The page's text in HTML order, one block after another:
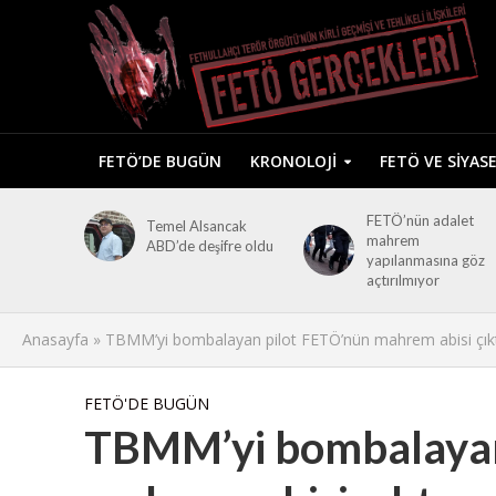
FETÖ’DE BUGÜN KRONOLOJI FETÖ VE
Temel Alsancak
ABD’de deşifre oldu
FETÖ’nün adalet
mahrem
yapılanmasına göz
açtırılmıyor
Anasayfa » TBMM’yi bombalayan pilot FETÖ’nün mahrem abisi
FETÖ'DE BUGÜN
TBMM’yi